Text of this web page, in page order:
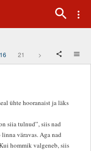
16 21 >
ühte hooranaist ja läks
siia tulnud”, siis nad
väravas. Aga nad
hommik valgeneb, siis